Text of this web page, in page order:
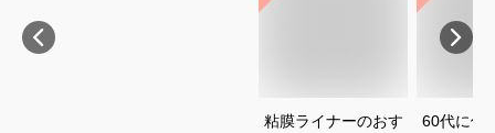
粘膜ライナーのおす
60代に似